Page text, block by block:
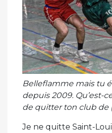
Belleflamme mais tu
depuis 2009. Qu’est-
de quitter ton club de
Je ne quitte Saint-